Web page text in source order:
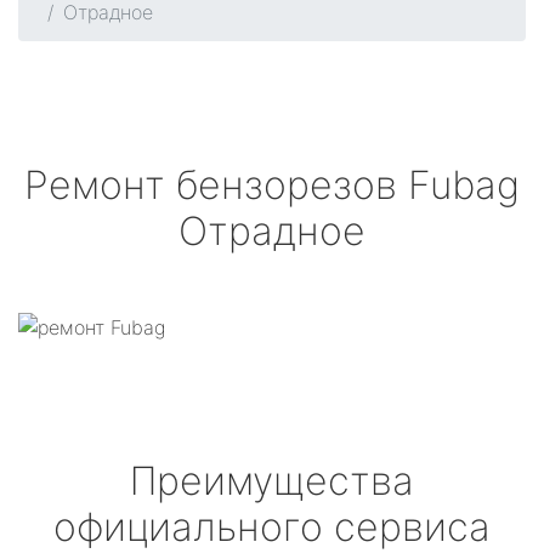
Отрадное
Ремонт бензорезов Fubag
Отрадное
Преимущества
официального сервиса